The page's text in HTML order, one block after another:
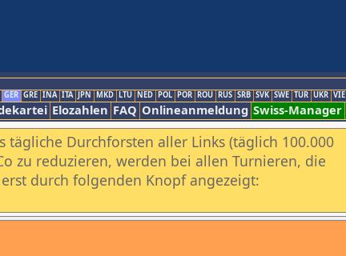
GER GRE INA ITA JPN MKD LTU NED POL POR ROU RUS SRB SVK SWE TUR UKR VIE
Elozahlen FAQ Onlineanmeldung Swiss-Manager
Durchforsten aller Links (täglich 100.000
zu reduzieren, werden bei allen Turnieren, die
durch folgenden Knopf angezeigt: